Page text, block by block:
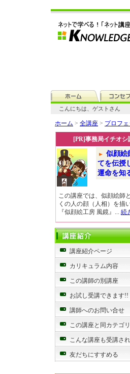
こんにちは、ゲストさん
ホーム > 全講座 > プロフ
[PR]事務局イチオシ
似顔絵
てを伝授
運命を知
この講座では、似顔絵師
くの人の顔（人相）を描
『似顔絵工房 風鏡』... 続
講座紹介ページ
カリキュラム内容
この講師の別講座
お試し受講できます!!
講師へのお問い合せ
この講座と同カテゴ
こんな講座も受講さ
友だちにすすめる